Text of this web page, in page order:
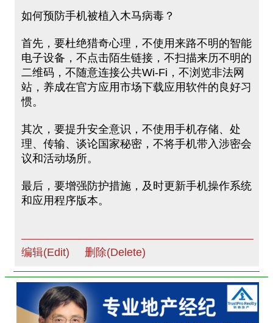
如何预防手机被植入木马病毒？
首先，要杜绝猎奇心理，不使用来路不明的智能
电子设备，不点击陌生链接，不扫描来历不明的
二维码，不随意连接公共Wi-Fi，不浏览非法网
站，养成在官方应用市场下载应用软件的良好习
惯。
其次，要提升安全意识，不使用手机存储、处
理、传输、谈论国家秘密，不将手机带入涉密会
议和活动场所。
最后，要增强防护措施，及时更新手机操作系统
和应用程序版本。
编辑(Edit) 删除(Delete)